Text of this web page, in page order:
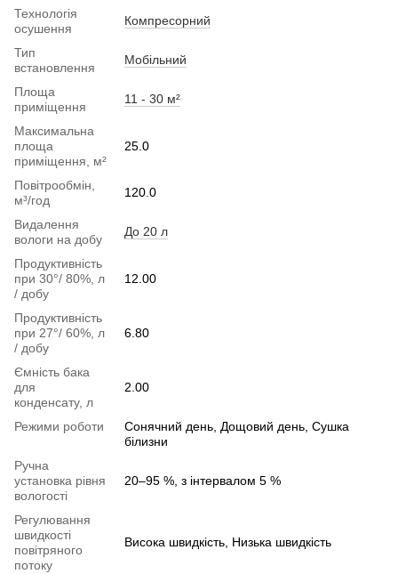
Технологія
осушення
Компресорний
Тип
встановлення
Мобільний
Площа
приміщення
11 - 30 м²
Максимальна
площа
приміщення, м²
25.0
Повітрообмін,
м³/год
120.0
Видалення
вологи на добу
До 20 л
Продуктивність
при 30°/ 80%, л
/ добу
12.00
Продуктивність
при 27°/ 60%, л
/ добу
6.80
Ємність бака
для
конденсату, л
2.00
Режими роботи
Сонячний день, Дощовий день, Сушка
білизни
Ручна
установка рівня
вологості
20–95 %, з інтервалом 5 %
Регулювання
швидкості
повітряного
потоку
Висока швидкість, Низька швидкість